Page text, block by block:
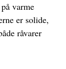
varme
er solide,
råvarer